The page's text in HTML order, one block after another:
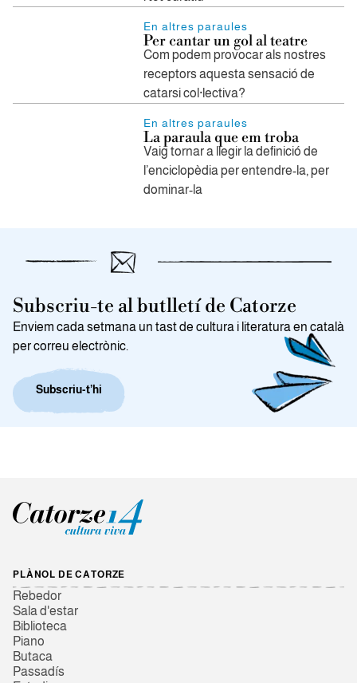
En altres paraules
Per cantar un gol al teatre
Com podem provocar als nostres
receptors aquesta sensació de
catarsi col·lectiva?
En altres paraules
La paraula que em troba
Vaig tornar a llegir la definició de
l’enciclopèdia per entendre-la, per
dominar-la
Subscriu-te al butlletí de Catorze
Enviem cada setmana un tast de cultura i literatura en català
per correu electrònic.
Subscriu-t’hi
PLÀNOL DE CATORZE
Rebedor
Sala d'estar
Biblioteca
Piano
Butaca
Passadís